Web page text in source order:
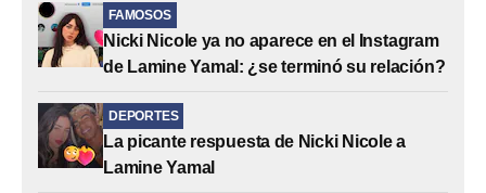
FAMOSOS
Nicki Nicole ya no aparece en el Instagram
de Lamine Yamal: ¿se terminó su relación?
DEPORTES
La picante respuesta de Nicki Nicole a
Lamine Yamal